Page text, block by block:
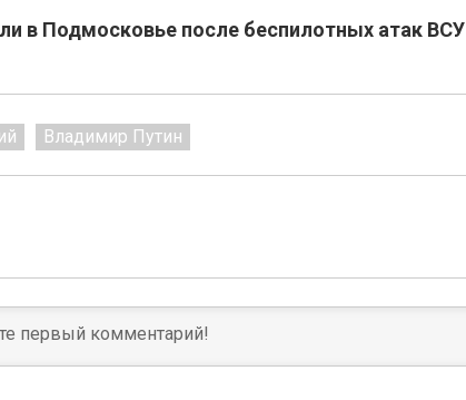
в Подмосковье после беспилотных атак ВСУ
Владимир Путин